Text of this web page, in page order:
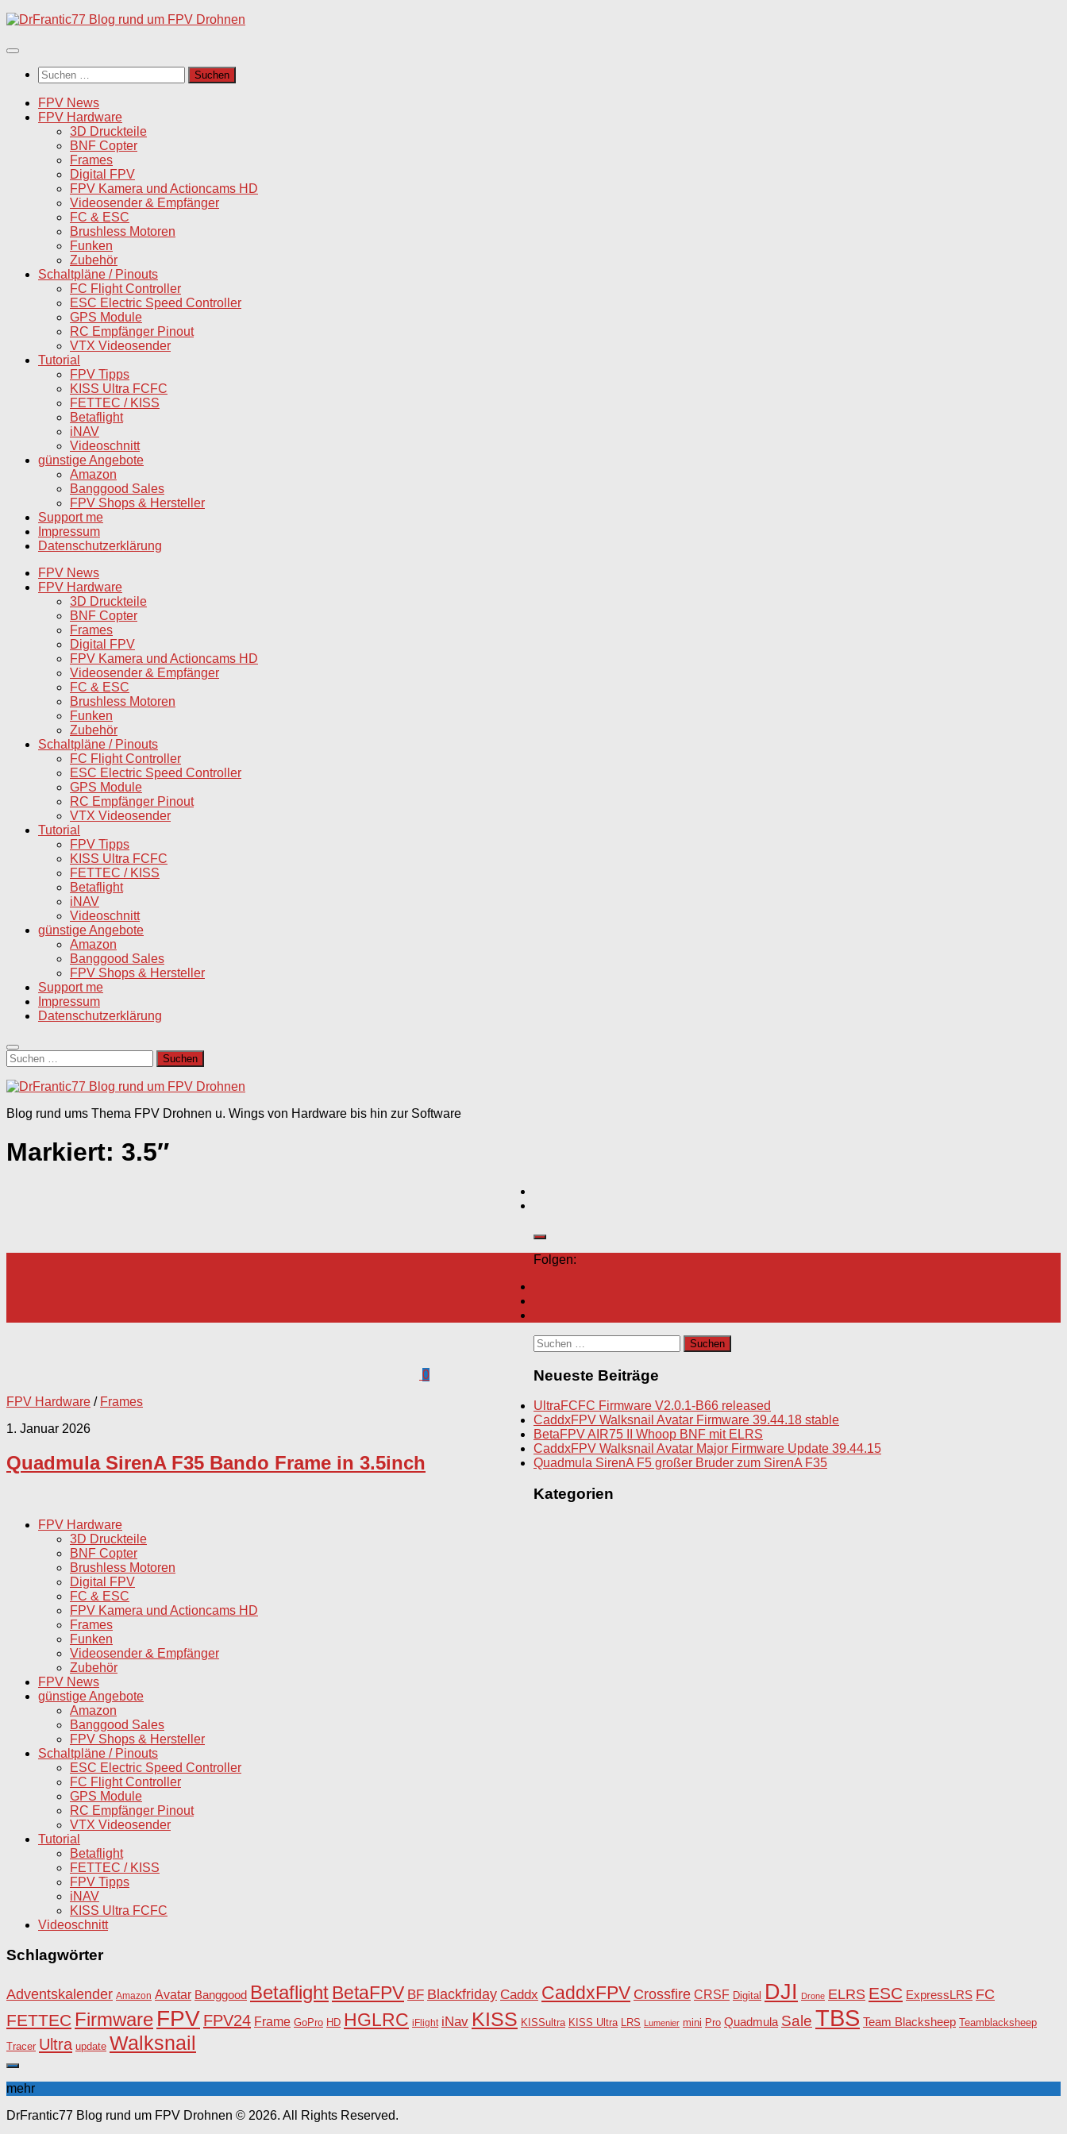
Unter
Inhalt
Suchen
nach:
FPV News
FPV Hardware
3D Druckteile
BNF Copter
Frames
Digital FPV
FPV Kamera und Actioncams HD
Videosender & Empfänger
FC & ESC
Brushless Motoren
Funken
Zubehör
Schaltpläne / Pinouts
FC Flight Controller
ESC Electric Speed Controller
GPS Module
RC Empfänger Pinout
VTX Videosender
Tutorial
FPV Tipps
KISS Ultra FCFC
FETTEC / KISS
Betaflight
iNAV
Videoschnitt
günstige Angebote
Amazon
Banggood Sales
FPV Shops & Hersteller
Support me
Impressum
Datenschutzerklärung
FPV News
FPV Hardware
3D Druckteile
BNF Copter
Frames
Digital FPV
FPV Kamera und Actioncams HD
Videosender & Empfänger
FC & ESC
Brushless Motoren
Funken
Zubehör
Schaltpläne / Pinouts
FC Flight Controller
ESC Electric Speed Controller
GPS Module
RC Empfänger Pinout
VTX Videosender
Tutorial
FPV Tipps
KISS Ultra FCFC
FETTEC / KISS
Betaflight
iNAV
Videoschnitt
günstige Angebote
Amazon
Banggood Sales
FPV Shops & Hersteller
Support me
Impressum
Datenschutzerklärung
Suchen
nach:
Blog rund ums Thema FPV Drohnen u. Wings von Hardware bis hin zur Software
Markiert: 3.5″
0
FPV Hardware / Frames
1. Januar 2026
Quadmula SirenA F35 Bando Frame in 3.5inch
Folgen:
Suchen
nach:
Neueste Beiträge
UltraFCFC Firmware V2.0.1-B66 released
CaddxFPV Walksnail Avatar Firmware 39.44.18 stable
BetaFPV AIR75 II Whoop BNF mit ELRS
CaddxFPV Walksnail Avatar Major Firmware Update 39.44.15
Quadmula SirenA F5 großer Bruder zum SirenA F35
Kategorien
FPV Hardware
3D Druckteile
BNF Copter
Brushless Motoren
Digital FPV
FC & ESC
FPV Kamera und Actioncams HD
Frames
Funken
Videosender & Empfänger
Zubehör
FPV News
günstige Angebote
Amazon
Banggood Sales
FPV Shops & Hersteller
Schaltpläne / Pinouts
ESC Electric Speed Controller
FC Flight Controller
GPS Module
RC Empfänger Pinout
VTX Videosender
Tutorial
Betaflight
FETTEC / KISS
FPV Tipps
iNAV
KISS Ultra FCFC
Videoschnitt
Schlagwörter
Adventskalender Amazon Avatar Banggood Betaflight BetaFPV BF Blackfriday Caddx CaddxFPV Crossfire CRSF Digital DJI Drone ELRS ESC ExpressLRS FC
FETTEC Firmware FPV FPV24 Frame GoPro HD HGLRC iFlight iNav KISS KISSultra KISS Ultra LRS Lumenier mini Pro Quadmula Sale TBS Team Blacksheep Teamblacksheep
Tracer Ultra update Walksnail
mehr
DrFrantic77 Blog rund um FPV Drohnen © 2026. All Rights Reserved.